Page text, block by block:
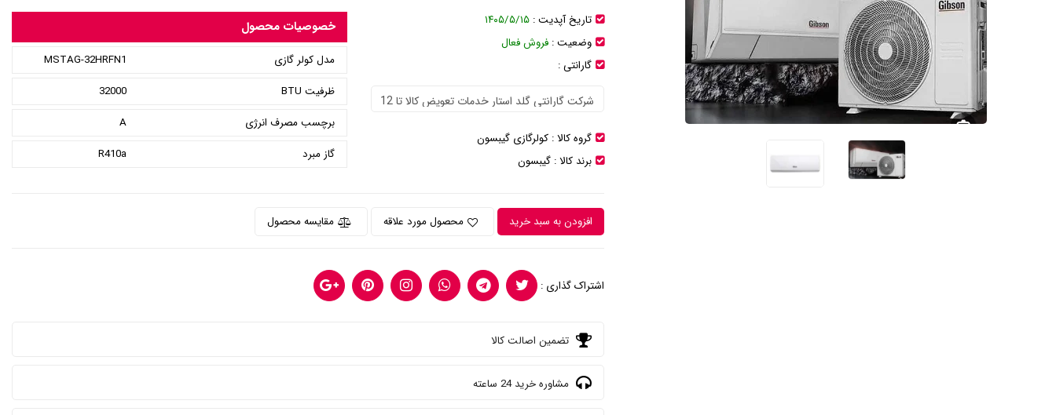
تاریخ آپدیت : ۱۴۰۵/۵/۱۵
وضعیت : فروش فعال
گارانتی :
گروه کالا : کولرگازی گیبسون
برند کالا : گیبسون
خصوصیات محصول
مدل کولر گازی
MSTAG-32HRFN1
ظرفیت BTU
32000
برچسب مصرف انرژی
A
گاز مبرد
R410a
افزودن به سبد خرید محصول مورد علاقه مقایسه محصول
اشتراک گذاری :
تضمین اصالت کالا
مشاوره خرید 24 ساعته